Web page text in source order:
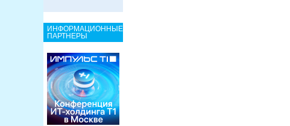
ИНФОРМАЦИОННЫЕ
ПАРТНЕРЫ